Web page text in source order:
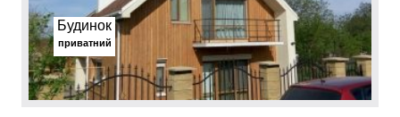
Будинок
приватний